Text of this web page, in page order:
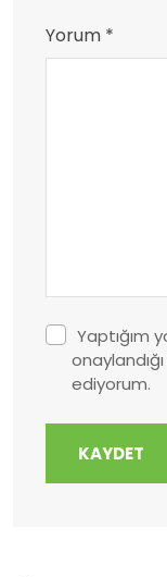
Yorum *
Yaptığım
ediyorum.
KAYDET